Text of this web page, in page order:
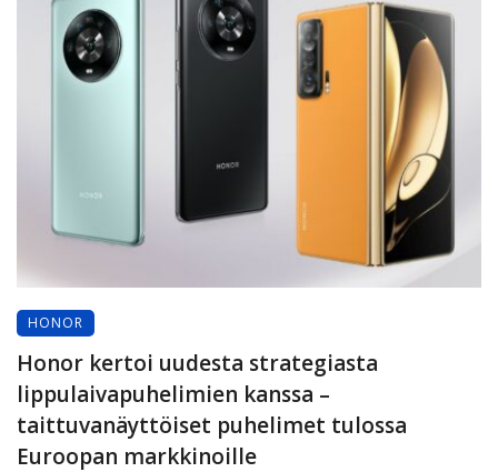
HONOR
Honor kertoi uudesta strategiasta
lippulaivapuhelimien kanssa –
taittuvanäyttöiset puhelimet tulossa
Euroopan markkinoille